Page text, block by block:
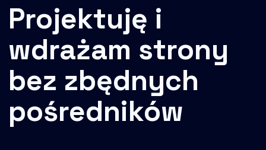
Projektuję i
wdrażam strony
bez zbędnych
pośredników